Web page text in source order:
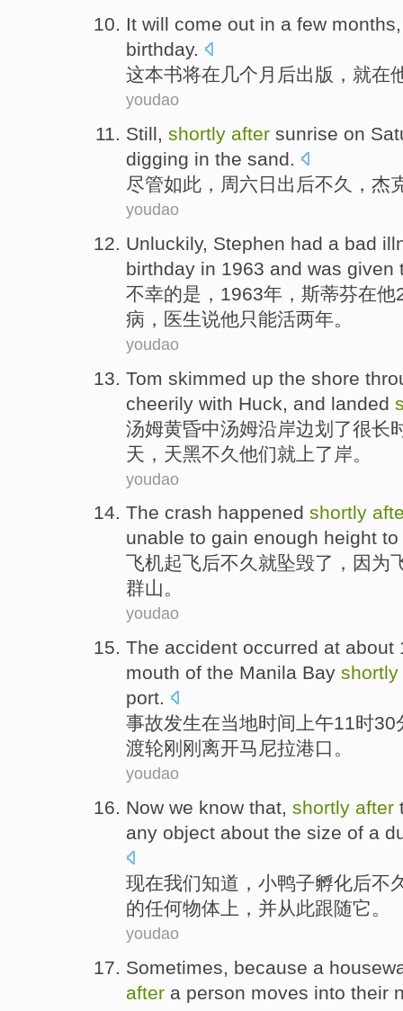
It will come out in a few
birthday.
这本书将在几个月后出版，就在
youdao
Still, shortly after sunrise on
digging in the sand.
尽管如此，周六日出后不久，杰
youdao
Unluckily, Stephen had a bad
birthday in 1963 and was given
不幸的是，1963年，斯蒂芬在
病，医生说他只能活两年。
youdao
Tom skimmed up the shore
cheerily with Huck , and landed
汤姆黄昏中汤姆沿岸边划 了很长
天，天黑不久他们就上了岸。
youdao
The crash happened shortly
unable to gain enough height to
飞机起飞后不久就坠毁了，因为
群山。
youdao
The accident occurred at about
mouth of the Manila Bay shortly
port.
事故发生在当地时间 上午11时
渡轮刚刚 离开马尼拉港口。
youdao
Now we know that, shortly after
any object about the size of a
现在我们知道 ，小鸭子孵化后不
的任何物体 上， 并从此跟随它。
youdao
Sometimes, because a
after a person moves into their